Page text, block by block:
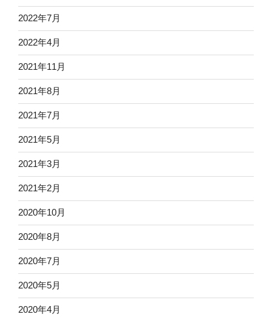
2022年7月
2022年4月
2021年11月
2021年8月
2021年7月
2021年5月
2021年3月
2021年2月
2020年10月
2020年8月
2020年7月
2020年5月
2020年4月